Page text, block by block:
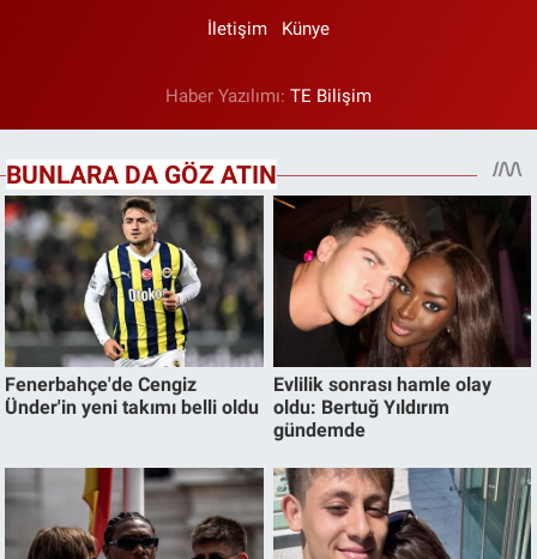
İletişim Künye
Haber Yazılımı: TE Bilişim